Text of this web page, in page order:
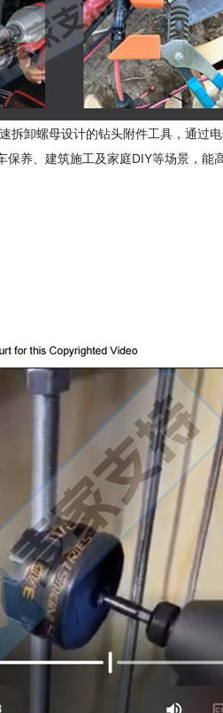
卸螺母设计的钻头附件工具，通过
养、建筑施工及家庭DIY等场景，能